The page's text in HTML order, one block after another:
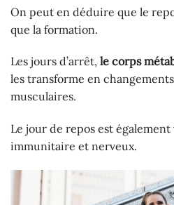
On peut en déduire que le
que la formation.
Les jours d’arrêt, le corps
les transforme en
musculaires.
Le jour de repos est
immunitaire et nerveux.